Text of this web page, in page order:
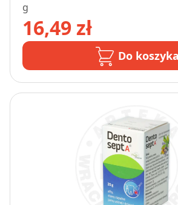
g
16,49 zł
Do koszyka